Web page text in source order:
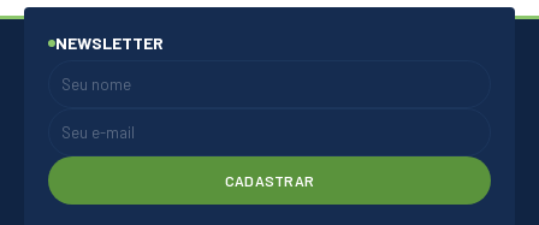
NEWSLETTER
CADASTRAR